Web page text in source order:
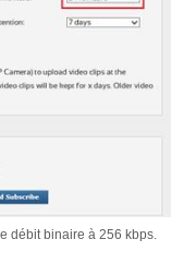
débit binaire à 256 kbps.